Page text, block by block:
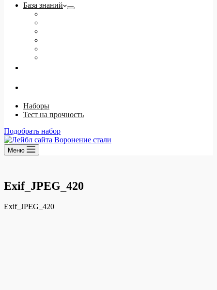
База знаний
Наборы
Тест на прочность
Подобрать набор
Меню
Exif_JPEG_420
Exif_JPEG_420